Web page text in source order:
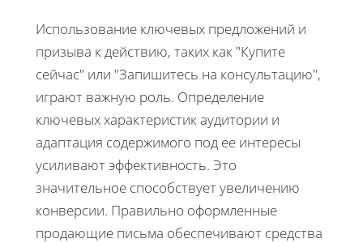
Использование ключевых предложений и
призыва к действию, таких как "Купите
сейчас" или "Запишитесь на консультацию",
играют важную роль. Определение
ключевых характеристик аудитории и
адаптация содержимого под ее интересы
усиливают эффективность. Это
значительное способствует увеличению
конверсии. Правильно оформленные
продающие письма обеспечивают средства